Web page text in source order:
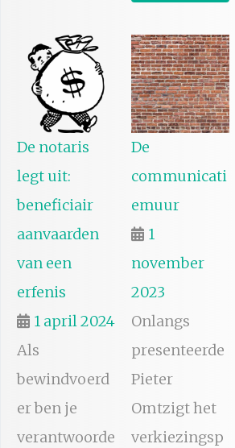
De notaris
legt uit:
beneficiair
aanvaarden
van een
erfenis
1 april 2024
Als
bewindvoerd
er ben je
verantwoorde
De
communicati
emuur
1
november
2023
Onlangs
presenteerde
Pieter
Omtzigt het
verkiezingsp